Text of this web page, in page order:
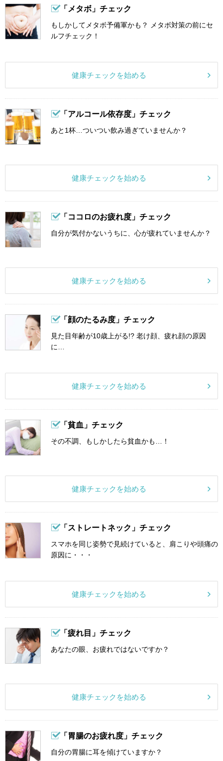
「メタボ」チェック
もしかしてメタボ予備軍かも？ メタボ対策の前にセ
ルフチェック！
健康チェックを始める
「アルコール依存度」チェック
あと1杯…ついつい飲み過ぎていませんか？
健康チェックを始める
「ココロのお疲れ度」チェック
自分が気付かないうちに、心が疲れていませんか？
健康チェックを始める
「顔のたるみ度」チェック
見た目年齢が10歳上がる!? 老け顔、疲れ顔の原因
に…
健康チェックを始める
「貧血」チェック
その不調、もしかしたら貧血かも…！
健康チェックを始める
「ストレートネック」チェック
スマホを同じ姿勢で見続けていると、肩こりや頭痛の
原因に・・・
健康チェックを始める
「疲れ目」チェック
あなたの眼、お疲れではないですか？
健康チェックを始める
「胃腸のお疲れ度」チェック
自分の胃腸に耳を傾けていますか？